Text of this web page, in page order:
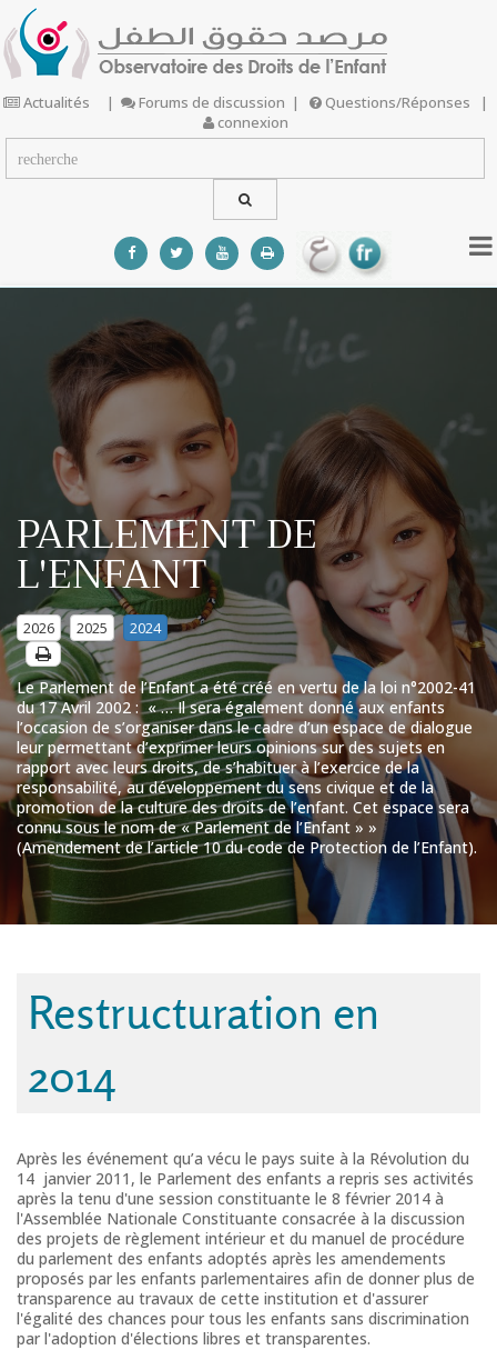
Actualités | Forums de discussion | Questions/Réponses
|
connexion
PARLEMENT DE
L'ENFANT
2026 2025 2024
Le Parlement de l’Enfant a été créé en vertu de la loi n°2002-41
du 17 Avril 2002 : « … Il sera également donné aux enfants
l’occasion de s’organiser dans le cadre d’un espace de dialogue
leur permettant d’exprimer leurs opinions sur des sujets en
rapport avec leurs droits, de s’habituer à l’exercice de la
responsabilité, au développement du sens civique et de la
promotion de la culture des droits de l’enfant. Cet espace sera
connu sous le nom de « Parlement de l’Enfant » »
(Amendement de l’article 10 du code de Protection de l’Enfant).
Restructuration en
2014
Après les événement qu’a vécu le pays suite à la Révolution du
14 janvier 2011, le Parlement des enfants a repris ses activités
après la tenu d'une session constituante le 8 février 2014 à
l'Assemblée Nationale Constituante consacrée à la discussion
des projets de règlement intérieur et du manuel de procédure
du parlement des enfants adoptés après les amendements
proposés par les enfants parlementaires afin de donner plus de
transparence au travaux de cette institution et d'assurer
l'égalité des chances pour tous les enfants sans discrimination
par l'adoption d'élections libres et transparentes.